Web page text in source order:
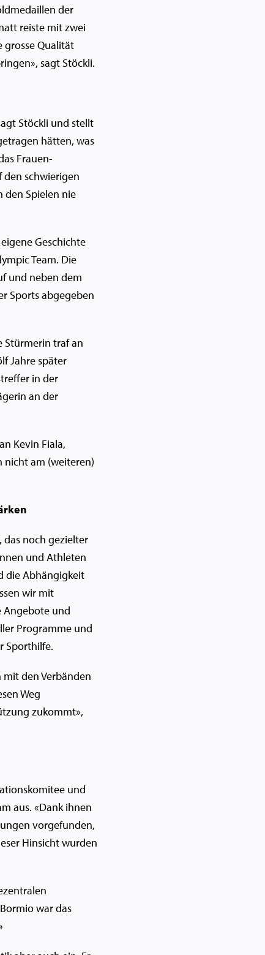
der
reiste mit zwei
grosse Qualität
sagt Stöckli.
Stöckli und stellt
hätten, was
Frauen-
den schwierigen
den Spielen nie
Geschichte
Team. Die
und neben dem
Sports abgegeben
Stürmerin traf an
Jahre später
in der
an der
Kevin Fiala,
nicht am (weiteren)
das noch gezielter
und Athleten
die Abhängigkeit
wir mit
Angebote und
Programme und
Sporthilfe.
den Verbänden
Weg
zukommt»,
und
aus. «Dank ihnen
vorgefunden,
Hinsicht wurden
war das